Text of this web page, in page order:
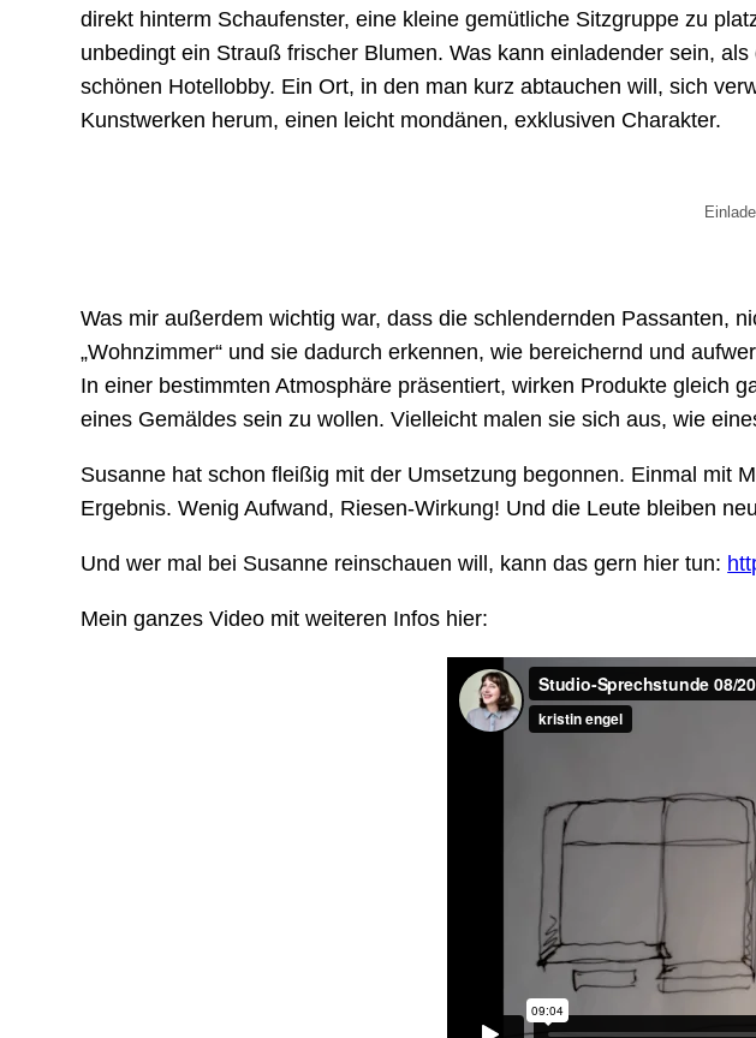
direkt hinterm Schaufenster, eine kleine gemütliche Sitzgruppe zu
unbedingt ein Strauß frischer Blumen. Was kann einladender sein,
schönen Hotellobby. Ein Ort, in den man kurz abtauchen will, sich
Kunstwerken herum, einen leicht mondänen, exklusiven Charakter.
Was mir außerdem wichtig war, dass die schlendernden Passanten,
„Wohnzimmer“ und sie dadurch erkennen, wie bereichernd und
In einer bestimmten Atmosphäre präsentiert, wirken Produkte gleich
eines Gemäldes sein zu wollen. Vielleicht malen sie sich aus, wie
Susanne hat schon fleißig mit der Umsetzung begonnen. Einmal mit
Ergebnis. Wenig Aufwand, Riesen-Wirkung! Und die Leute bleiben
Und wer mal bei Susanne reinschauen will, kann das gern hier tun:
Mein ganzes Video mit weiteren Infos hier: